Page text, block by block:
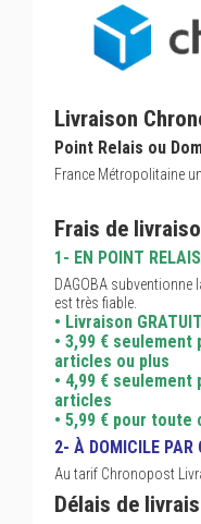
Livraison
Point Relais ou
France Métropolitaine
Frais de
1- EN POINT
DAGOBA subventionne
est très fiable.
• Livraison
• 3,99 €
articles ou plus
• 4,99 €
articles
• 5,99 € pour toute
2- À DOMICILE PAR
Au tarif Chronopost
Délais de